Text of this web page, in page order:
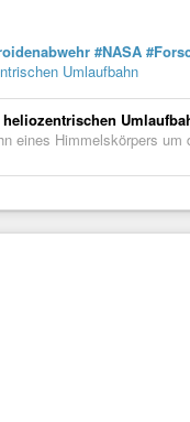
#NASA
Umlaufbahn
eines Himmelskörpers